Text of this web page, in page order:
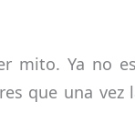
mito. Ya no
que una vez